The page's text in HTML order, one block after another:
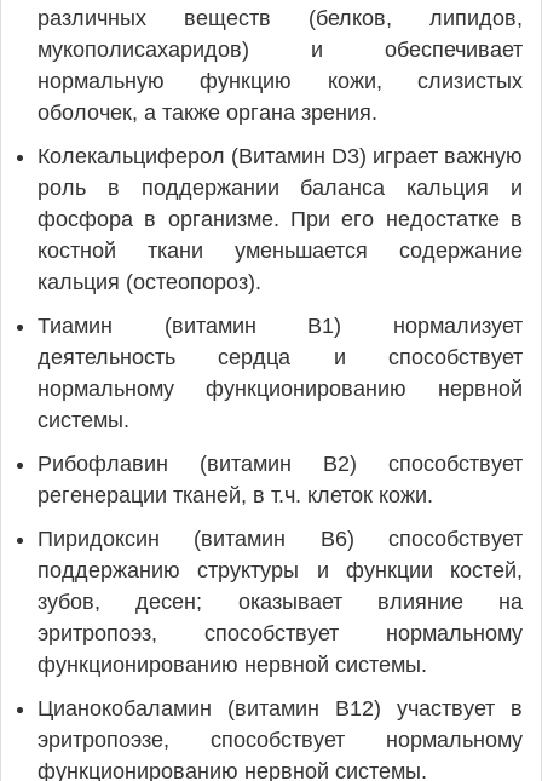
различных веществ (белков, липидов,
мукополисахаридов) и обеспечивает
нормальную функцию кожи, слизистых
оболочек, а также органа зрения.
Колекальциферол (Витамин D3) играет важную
роль в поддержании баланса кальция и
фосфора в организме. При его недостатке в
костной ткани уменьшается содержание
кальция (остеопороз).
Тиамин (витамин В1) нормализует
деятельность сердца и способствует
нормальному функционированию нервной
системы.
Рибофлавин (витамин В2) способствует
регенерации тканей, в т.ч. клеток кожи.
Пиридоксин (витамин В6) способствует
поддержанию структуры и функции костей,
зубов, десен; оказывает влияние на
эритропоэз, способствует нормальному
функционированию нервной системы.
Цианокобаламин (витамин В12) участвует в
эритропоэзе, способствует нормальному
функционированию нервной системы.